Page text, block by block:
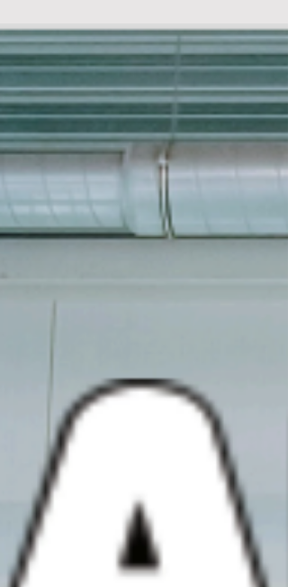
meer. Lees hem hier!
https://online.fliphtml5.com/HTISAHolstraat/
DECEMBER-2025/#p=1